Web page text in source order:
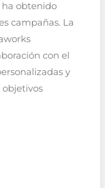
ha obtenido
campañas. La
con el
y
objetivos